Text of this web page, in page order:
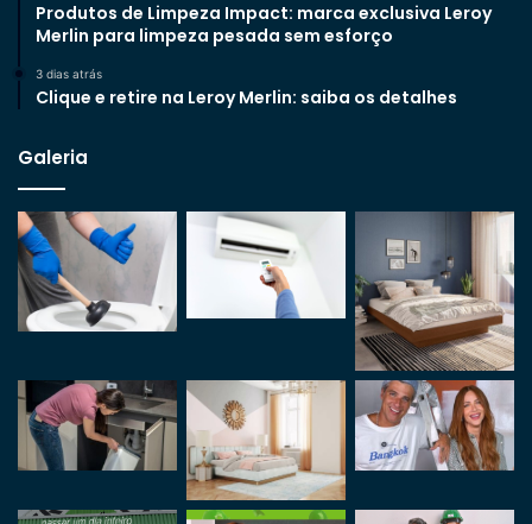
Produtos de Limpeza Impact: marca exclusiva Leroy
Merlin para limpeza pesada sem esforço
3 dias atrás
Clique e retire na Leroy Merlin: saiba os detalhes
Galeria